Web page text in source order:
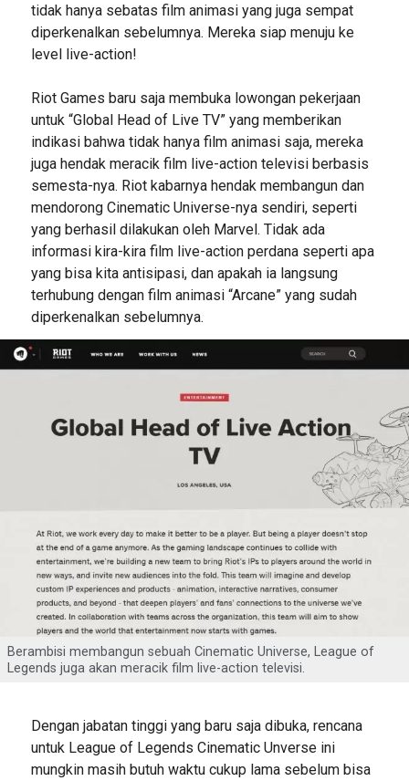
tidak hanya sebatas film animasi yang juga sempat
diperkenalkan sebelumnya. Mereka siap menuju ke
level live-action!
Riot Games baru saja membuka lowongan pekerjaan
untuk “Global Head of Live TV” yang memberikan
indikasi bahwa tidak hanya film animasi saja, mereka
juga hendak meracik film live-action televisi berbasis
semesta-nya. Riot kabarnya hendak membangun dan
mendorong Cinematic Universe-nya sendiri, seperti
yang berhasil dilakukan oleh Marvel. Tidak ada
informasi kira-kira film live-action perdana seperti apa
yang bisa kita antisipasi, dan apakah ia langsung
terhubung dengan film animasi “Arcane” yang sudah
diperkenalkan sebelumnya.
Berambisi membangun sebuah Cinematic Universe, League of
Legends juga akan meracik film live-action televisi.
Dengan jabatan tinggi yang baru saja dibuka, rencana
untuk League of Legends Cinematic Unverse ini
mungkin masih butuh waktu cukup lama sebelum bisa